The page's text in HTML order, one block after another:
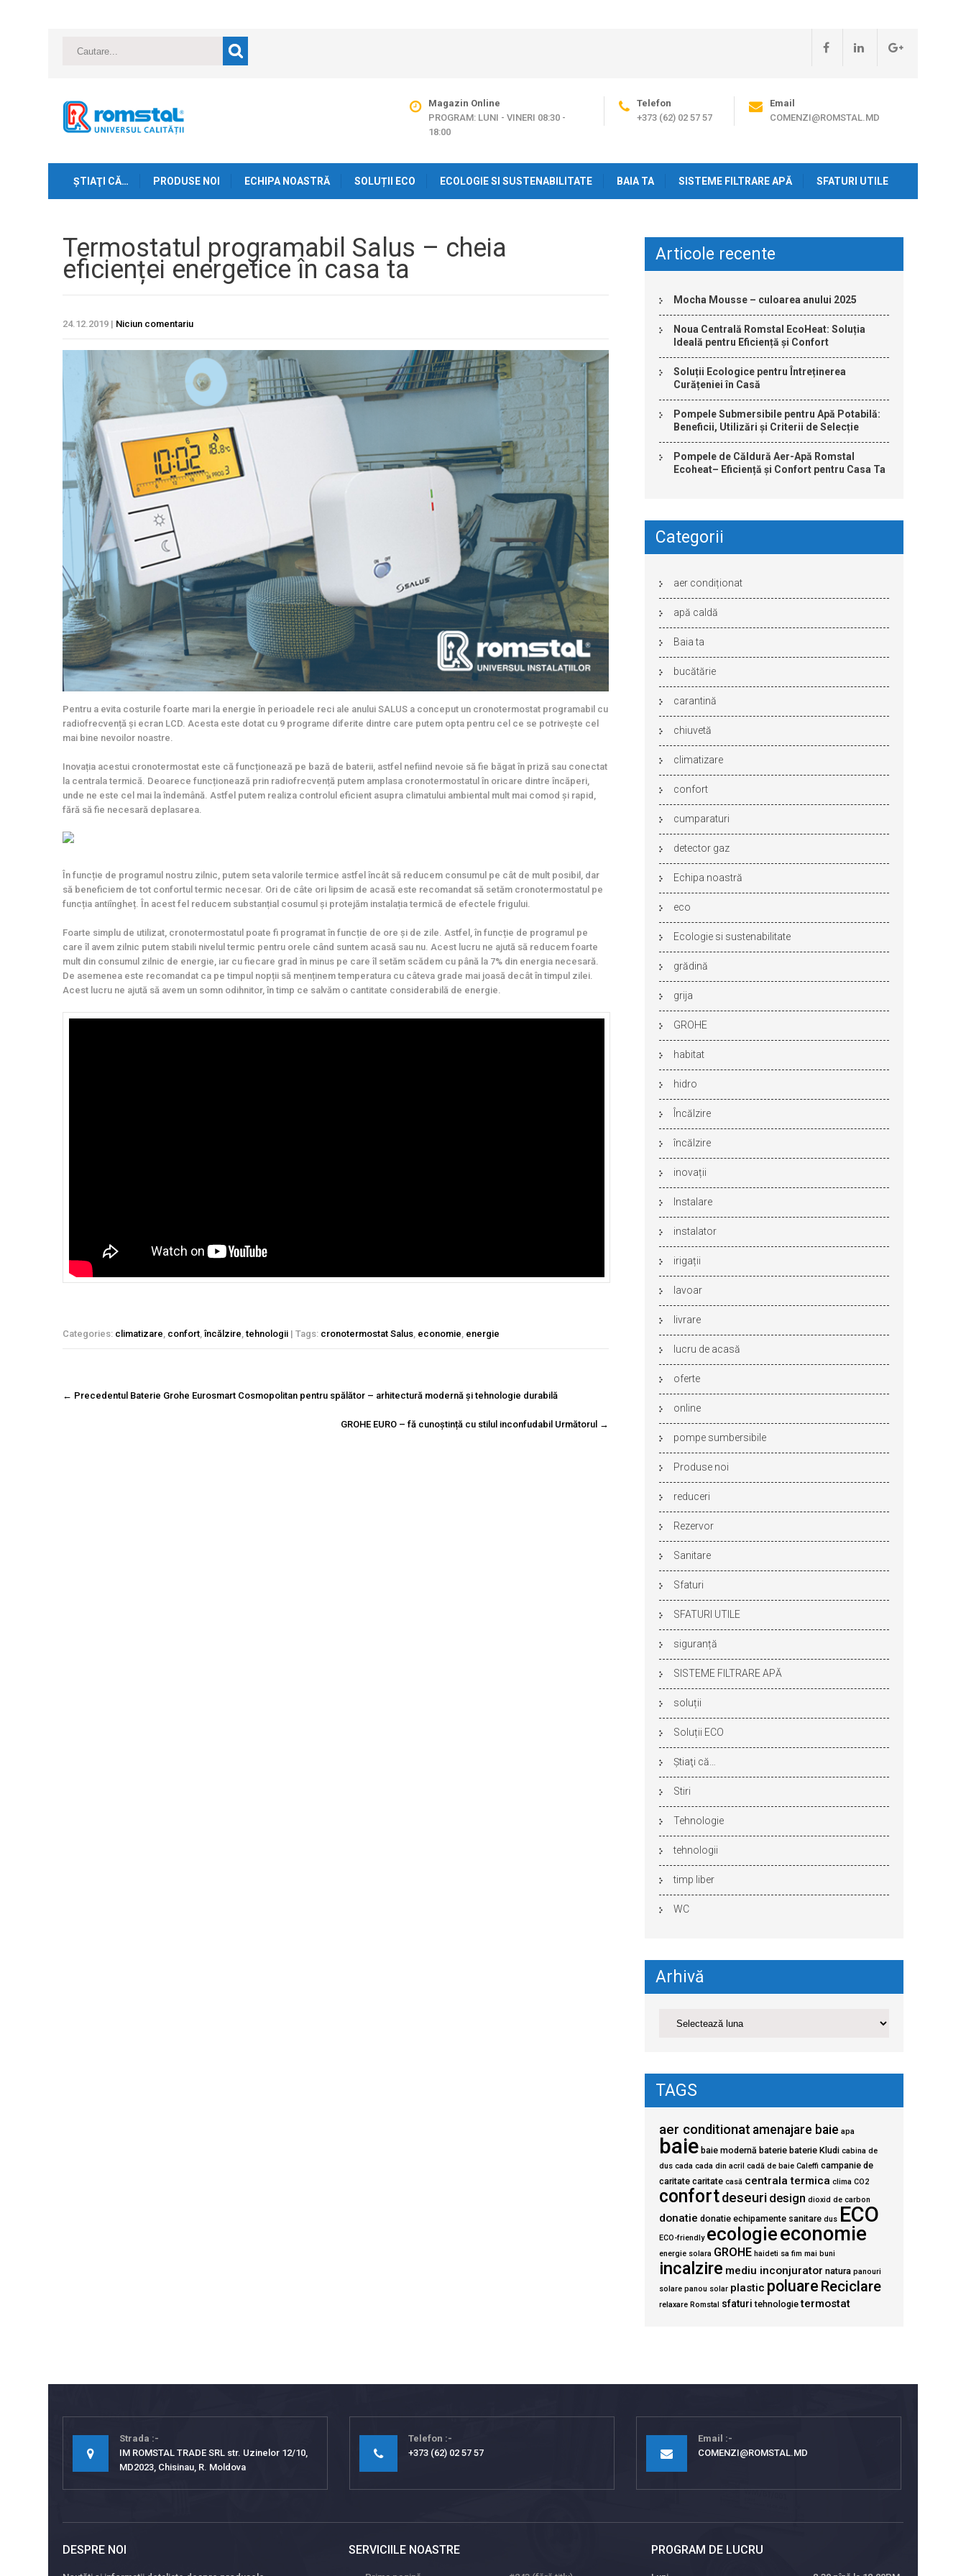
Magazin Online
PROGRAM: LUNI - VINERI 08:30 -
18:00
Telefon
+373 (62) 02 57 57
Email
COMENZI@ROMSTAL.MD
ŞTIAŢI CĂ… PRODUSE NOI ECHIPA NOASTRĂ SOLUȚII ECO ECOLOGIE SI SUSTENABILITATE BAIA TA SISTEME FILTRARE APĂ SFATURI UTILE
Termostatul programabil Salus – cheia
eficienței energetice în casa ta
24.12.2019 | Niciun comentariu
Pentru a evita costurile foarte mari la energie în perioadele reci ale anului SALUS a conceput un cronotermostat programabil cu
radiofrecvență și ecran LCD. Acesta este dotat cu 9 programe diferite dintre care putem opta pentru cel ce se potrivește cel
mai bine nevoilor noastre.
Inovația acestui cronotermostat este că funcționează pe bază de baterii, astfel nefiind nevoie să fie băgat în priză sau conectat
la centrala termică. Deoarece funcționează prin radiofrecvență putem amplasa cronotermostatul în oricare dintre încăperi,
unde ne este cel mai la îndemână. Astfel putem realiza controlul eficient asupra climatului ambiental mult mai comod și rapid,
fără să fie necesară deplasarea.
În funcție de programul nostru zilnic, putem seta valorile termice astfel încât să reducem consumul pe cât de mult posibil, dar
să beneficiem de tot confortul termic necesar. Ori de câte ori lipsim de acasă este recomandat să setăm cronotermostatul pe
funcția antiîngheț. În acest fel reducem substanțial cosumul și protejăm instalația termică de efectele frigului.
Foarte simplu de utilizat, cronotermostatul poate fi programat în funcție de ore și de zile. Astfel, în funcție de programul pe
care îl avem zilnic putem stabili nivelul termic pentru orele când suntem acasă sau nu. Acest lucru ne ajută să reducem foarte
mult din consumul zilnic de energie, iar cu fiecare grad în minus pe care îl setăm scădem cu până la 7% din energia necesară.
De asemenea este recomandat ca pe timpul nopții să menținem temperatura cu câteva grade mai joasă decât în timpul zilei.
Acest lucru ne ajută să avem un somn odihnitor, în timp ce salvăm o cantitate considerabilă de energie.
Categories: climatizare, confort,încălzire,tehnologii | Tags: cronotermostat Salus, economie, energie
Navigare
← Precedentul Baterie Grohe Eurosmart Cosmopolitan pentru spălător – arhitectură modernă și tehnologie durabilă
GROHE EURO – fă cunoștință cu stilul inconfudabil Următorul →
Articole recente
Mocha Mousse – culoarea anului 2025
Noua Centrală Romstal EcoHeat: Soluția
Ideală pentru Eficiență și Confort
Soluții Ecologice pentru Întreținerea
Curățeniei în Casă
Pompele Submersibile pentru Apă Potabilă:
Beneficii, Utilizări și Criterii de Selecție
Pompele de Căldură Aer-Apă Romstal
Ecoheat– Eficiență și Confort pentru Casa Ta
Categorii
aer condiționat
apă caldă
Baia ta
bucătărie
carantină
chiuvetă
climatizare
confort
cumparaturi
detector gaz
Echipa noastră
eco
Ecologie si sustenabilitate
grădină
grija
GROHE
habitat
hidro
Încălzire
încălzire
inovații
Instalare
instalator
irigații
lavoar
livrare
lucru de acasă
oferte
online
pompe sumbersibile
Produse noi
reduceri
Rezervor
Sanitare
Sfaturi
SFATURI UTILE
siguranță
SISTEME FILTRARE APĂ
soluții
Soluții ECO
Ştiaţi că…
Stiri
Tehnologie
tehnologii
timp liber
WC
Arhivă
TAGS
aer conditionat amenajare baie apa
baie baie modernă baterie baterie Kludi cabina de
dus cada cada din acril cadă de baie Caleffi campanie de
caritate caritate casă centrala termica clima CO2
confortdeseuri design dioxid de carbon
donatie donatie echipamente sanitare dus ECO
ECO-friendly ecologieeconomie
energie solara GROHE haideti sa fim mai buni
incalzire mediu inconjurator natura panouri
solare panou solar plastic poluare Reciclare
relaxare Romstal sfaturi tehnologie termostat
Strada
IM ROMSTAL TRADE SRL str. Uzinelor 12/10,
MD2023, Chisinau, R. Moldova
Telefon
+373 (62) 02 57 57
Email
COMENZI@ROMSTAL.MD
DESPRE NOI SERVICIILE NOASTRE PROGRAM DE LUCRU